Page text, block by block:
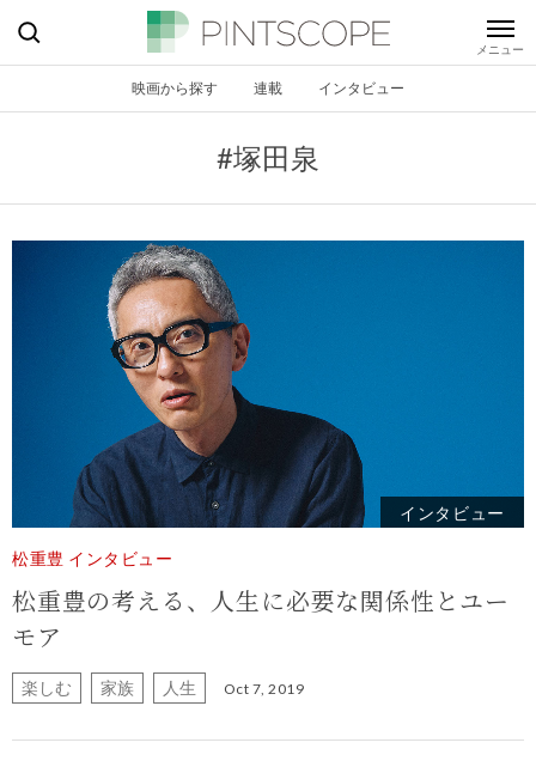
映画から探す 連載 インタビュー
#塚田泉
インタビュー
松重豊 インタビュー
松重豊の考える、人生に必要な関係性とユー
モア
楽しむ 家族 人生 Oct 7, 2019